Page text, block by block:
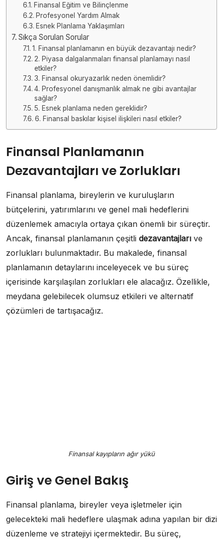
Finansal Eğitim ve Bilinçlenme
Profesyonel Yardım Almak
Esnek Planlama Yaklaşımları
Sıkça Sorulan Sorular
1. Finansal planlamanın en büyük dezavantajı nedir?
2. Piyasa dalgalanmaları finansal planlamayı nasıl
etkiler?
3. Finansal okuryazarlık neden önemlidir?
4. Profesyonel danışmanlık almak ne gibi avantajlar
sağlar?
5. Esnek planlama neden gereklidir?
6. Finansal baskılar kişisel ilişkileri nasıl etkiler?
Finansal Planlamanın
Dezavantajları ve Zorlukları
Finansal planlama, bireylerin ve kuruluşların
bütçelerini, yatırımlarını ve genel mali hedeflerini
düzenlemek amacıyla ortaya çıkan önemli bir süreçtir.
Ancak, finansal planlamanın çeşitli dezavantajları ve
zorlukları bulunmaktadır. Bu makalede, finansal
planlamanın detaylarını inceleyecek ve bu süreç
içerisinde karşılaşılan zorlukları ele alacağız. Özellikle,
meydana gelebilecek olumsuz etkileri ve alternatif
çözümleri de tartışacağız.
Finansal kayıpların ağır yükü
Giriş ve Genel Bakış
Finansal planlama, bireyler veya işletmeler için
gelecekteki mali hedeflere ulaşmak adına yapılan bir dizi
düzenleme ve stratejiyi içermektedir. Bu süreç,